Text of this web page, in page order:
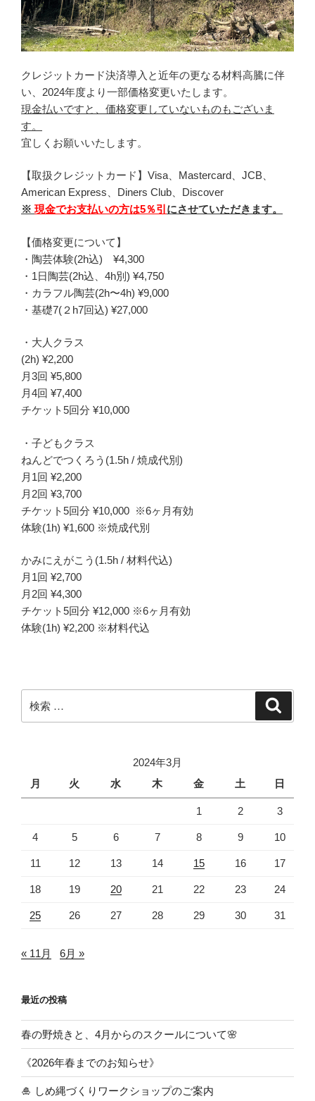
クレジットカード決済導入と近年の更なる材料高騰に伴
い、2024年度より一部価格変更いたします。
現金払いですと、価格変更していないものもございま
す。
宜しくお願いいたします。
【取扱クレジットカード】Visa、Mastercard、JCB、
American Express、Diners Club、Discover
※ 現金でお支払いの方は5％引 にさせていただきます。
【価格変更について】
・陶芸体験(2h込) ¥4,300
・1日陶芸(2h込、4h別) ¥4,750
・カラフル陶芸(2h〜4h) ¥9,000
・基礎7(２h7回込) ¥27,000
・大人クラス
(2h) ¥2,200
月3回 ¥5,800
月4回 ¥7,400
チケット5回分 ¥10,000
・子どもクラス
ねんどでつくろう(1.5h / 焼成代別)
月1回 ¥2,200
月2回 ¥3,700
チケット5回分 ¥10,000 ※6ヶ月有効
体験(1h) ¥1,600 ※焼成代別
かみにえがこう(1.5h / 材料代込)
月1回 ¥2,700
月2回 ¥4,300
チケット5回分 ¥12,000 ※6ヶ月有効
体験(1h) ¥2,200 ※材料代込
索:
2024年3月
月
火 水 木 金 土 日
1 2 3
4 5 6 7 8 9 10
11 12 13 14 15 16 17
18 19 20 21 22 23 24
25 26 27 28 29 30 31
« 11月 6月 »
最近の投稿
春の野焼きと、4月からのスクールについて🌸
《2026年春までのお知らせ》
🎍 しめ縄づくりワークショップのご案内